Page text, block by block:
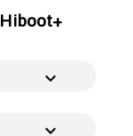
Hiboot+